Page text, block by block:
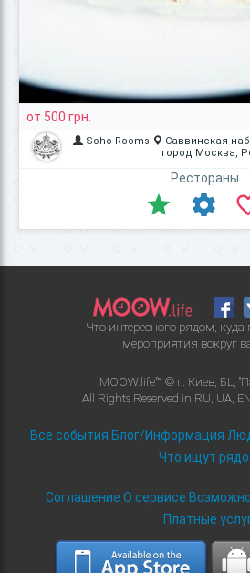
от 500 грн.
Soho Rooms
Саввинская
город Москва,
Рестораны
Что интересного рядом,
мероприятия вокруг
MOOW.life™ © г. Киев, БЦ
All Rights Reserved in RU, UA, EN
Все события Блог/Информация
Что ищут
Соглашение О сервисе
Платные